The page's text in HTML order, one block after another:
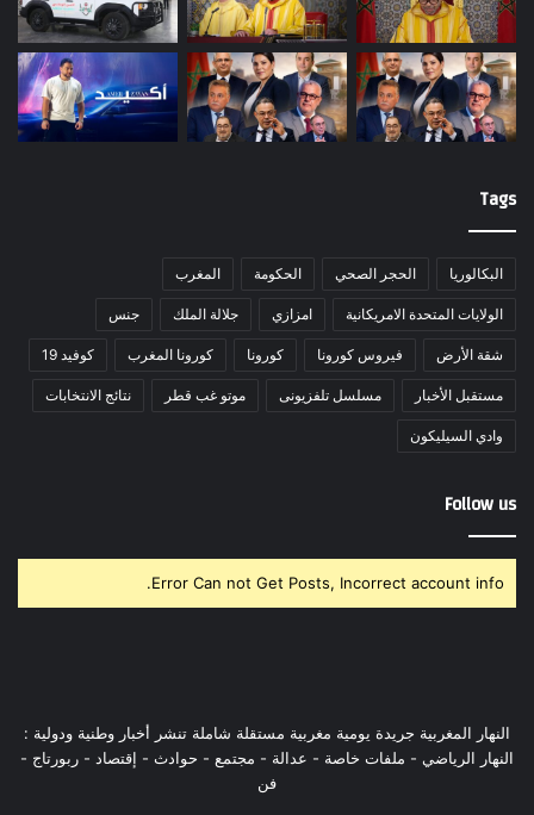
Tags
البكالوريا الحجر الصحي الحكومة المغرب
الولايات المتحدة الامريكانية امزازي جلالة الملك جنس
شقة الأرض فيروس كورونا كورونا كورونا المغرب كوفيد 19
مستقبل الأخبار مسلسل تلفزيونى موتو غب قطر نتائج الانتخابات
وادي السيليكون
Follow us
Error Can not Get Posts, Incorrect account info.
النهار المغربية جريدة يومية مغربية مستقلة شاملة تنشر أخبار وطنية ودولية :
النهار الرياضي - ملفات خاصة - عدالة - مجتمع - حوادث - إقتصاد - ربورتاج -
فن